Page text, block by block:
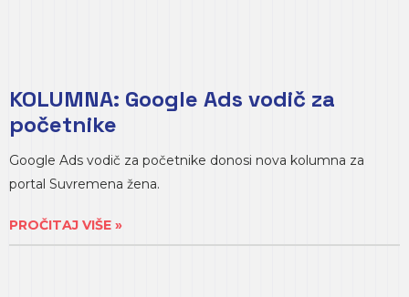
KOLUMNA: Google Ads vodič za
početnike
Google Ads vodič za početnike donosi nova kolumna za
portal Suvremena žena.
PROČITAJ VIŠE »